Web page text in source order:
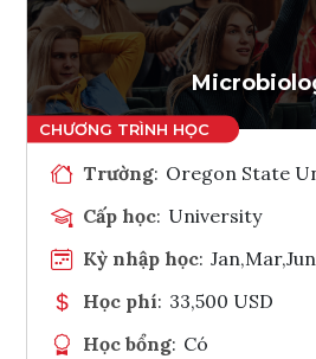
Trường: Oregon State
Cấp học: University
Kỳ nhập học:
Học phí: 33,500 USD
Học bổng: Có